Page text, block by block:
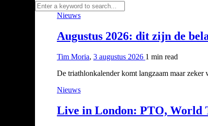
Nieuws
Augustus 2026: dit zijn de
Tim Moria, 3 augustus 2026 1 min read
De triathlonkalender komt langzaam maar
Nieuws
Live in London: PTO, World